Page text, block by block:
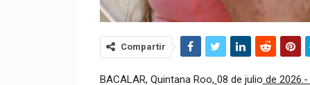
Compartir
BACALAR, Quintana Roo, 08 de julio de 2026.-